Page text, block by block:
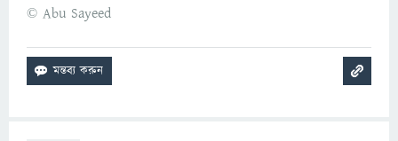
© Abu Sayeed